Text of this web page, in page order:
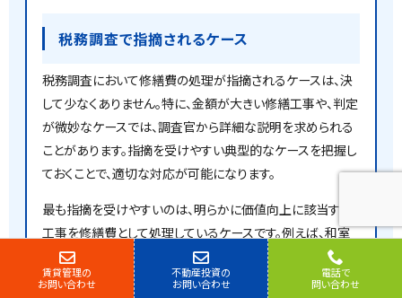
税務調査で指摘されるケース
税務調査において修繕費の処理が指摘されるケースは、決
して少なくありません。特に、金額が大きい修繕工事や、判定
が微妙なケースでは、調査官から詳細な説明を求められる
ことがあります。指摘を受けやすい典型的なケースを把握し
ておくことで、適切な対応が可能になります。
最も指摘を受けやすいのは、明らかに価値向上に該当する
工事を修繕費として処理しているケースです。例えば、和室
を洋室に改装する工事、オートロックの新規設置工事、建物
のバリアフリー化工事などは、建物の機能や価値を向上させ
賃貸管理の
お問い合わせ
不動産投資の
お問い合わせ
電話で
問い合わせ